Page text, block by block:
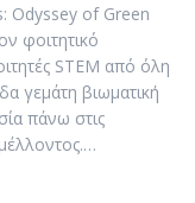
Odyssey of Green
φοιτητικό
STEM από όλη
γεμάτη βιωματική
πάνω στις